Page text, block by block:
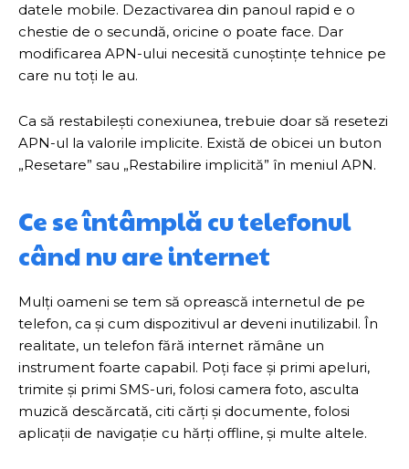
datele mobile. Dezactivarea din panoul rapid e o
chestie de o secundă, oricine o poate face. Dar
modificarea APN-ului necesită cunoștințe tehnice pe
care nu toți le au.
Ca să restabilești conexiunea, trebuie doar să resetezi
APN-ul la valorile implicite. Există de obicei un buton
„Resetare” sau „Restabilire implicită” în meniul APN.
Ce se întâmplă cu telefonul
când nu are internet
Mulți oameni se tem să oprească internetul de pe
telefon, ca și cum dispozitivul ar deveni inutilizabil. În
realitate, un telefon fără internet rămâne un
instrument foarte capabil. Poți face și primi apeluri,
trimite și primi SMS-uri, folosi camera foto, asculta
muzică descărcată, citi cărți și documente, folosi
aplicații de navigație cu hărți offline, și multe altele.